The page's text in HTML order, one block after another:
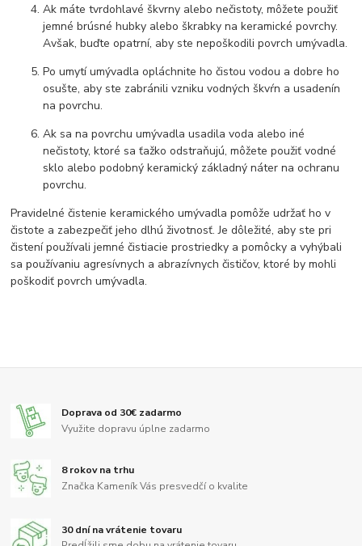
Ak máte tvrdohlavé škvrny alebo nečistoty, môžete použiť
jemné brúsné hubky alebo škrabky na keramické povrchy.
Avšak, buďte opatrní, aby ste nepoškodili povrch umývadla.
Po umytí umývadla opláchnite ho čistou vodou a dobre ho
osušte, aby ste zabránili vzniku vodných škvŕn a usadenín
na povrchu.
Ak sa na povrchu umývadla usadila voda alebo iné
nečistoty, ktoré sa ťažko odstraňujú, môžete použiť vodné
sklo alebo podobný keramický základný náter na ochranu
povrchu.
Pravidelné čistenie keramického umývadla pomôže udržať ho v
čistote a zabezpečiť jeho dlhú životnosť. Je dôležité, aby ste pri
čistení používali jemné čistiacie prostriedky a pomôcky a vyhýbali
sa používaniu agresívnych a abrazívnych čističov, ktoré by mohli
poškodiť povrch umývadla.
Doprava od 30€ zadarmo
Využite dopravu úplne zadarmo
8 rokov na trhu
Značka Kameník Vás presvedčí o kvalite
30 dní na vrátenie tovaru